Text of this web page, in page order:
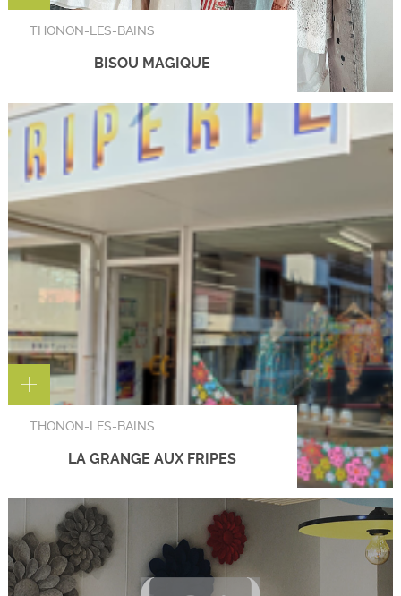
THONON-LES-BAINS
BISOU MAGIQUE
THONON-LES-BAINS
LA GRANGE AUX FRIPES